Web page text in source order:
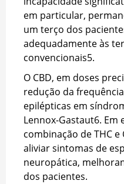
em particular,
um terço dos
adequadamente às
convencionais5.
O CBD, em doses
redução da
epilépticas em
Lennox-Gastaut6. Em
combinação de THC
aliviar sintomas de
neuropática,
dos pacientes.